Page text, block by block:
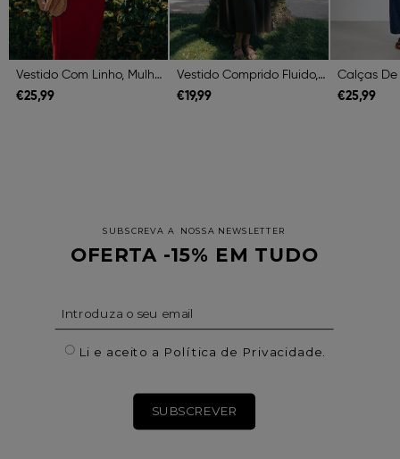
Vestido Com Linho, Mulher, Vermelho Escuro
€25,99
Vestido Comprido Fluido, Mulher, Castanho Escuro
€19,99 €25,99